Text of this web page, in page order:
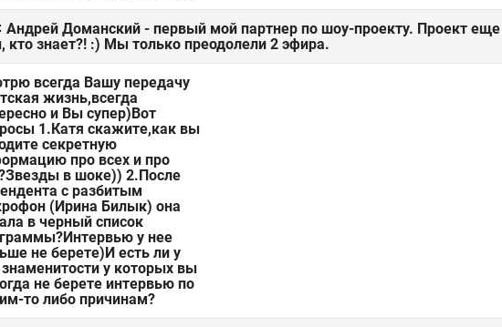
Андрей Доманский - первый мой партнер по шоу-проекту. Проект еще
кто знает?! :) Мы только преодолели 2 эфира.
всегда Вашу передачу
жизнь,всегда
и Вы супер)Вот
1.Катя скажите,как вы
секретную
про всех и про
в шоке)) 2.После
с разбитым
(Ирина Билык) она
в черный список
у нее
не берете)И есть ли у
знаменитости у которых вы
не берете интервью по
то либо причинам?